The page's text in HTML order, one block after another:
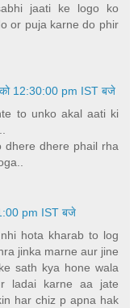
jaati ke logo ko
or puja karne do phir
12:30:00 pm IST बजे
to unko akal aati ki
dhere dhere phail rha
pm IST बजे
hota kharab to log
jinka marne aur jine
sath kya hone wala
ladai karne aa jate
har chiz p apna hak